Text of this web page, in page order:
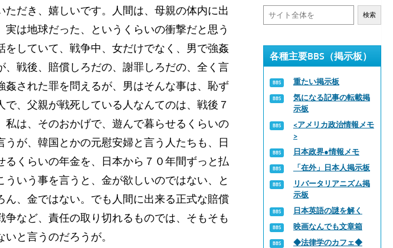
だき、嬉しいです。人間は、母親の体内に出
は地球だった、というくらいの衝撃だと思う
していて、戦争中、女だけでなく、男で強姦
戦後、賠償しろだの、謝罪しろだの、全く言
された罪を問えるが、男はそんな事は、恥ず
、父親が戦死している人なんてのは、戦後７
は、そのおかげで、遊んで暮らせるくらいの
が、韓国とかの元慰安婦と言う人たちも、日
くらいの年金を、日本から７０年間ずっと払
いう事を言うと、金が欲しいのではない、と
、金ではない。でも人間に出来る正式な賠償
など、責任の取り切れるものでは、そもそも
と言うのだろうが。
検索
各種主要BBS（掲示板）
重たい掲示板
気になる記事の転載掲
示板
<アメリカ政治情報メモ
>
日本政界●情報メモ
「在外」日本人掲示板
リバータリアニズム掲
示板
日本英語の謎を解く
映画なんでも文章箱
◆法律学のカフェ◆